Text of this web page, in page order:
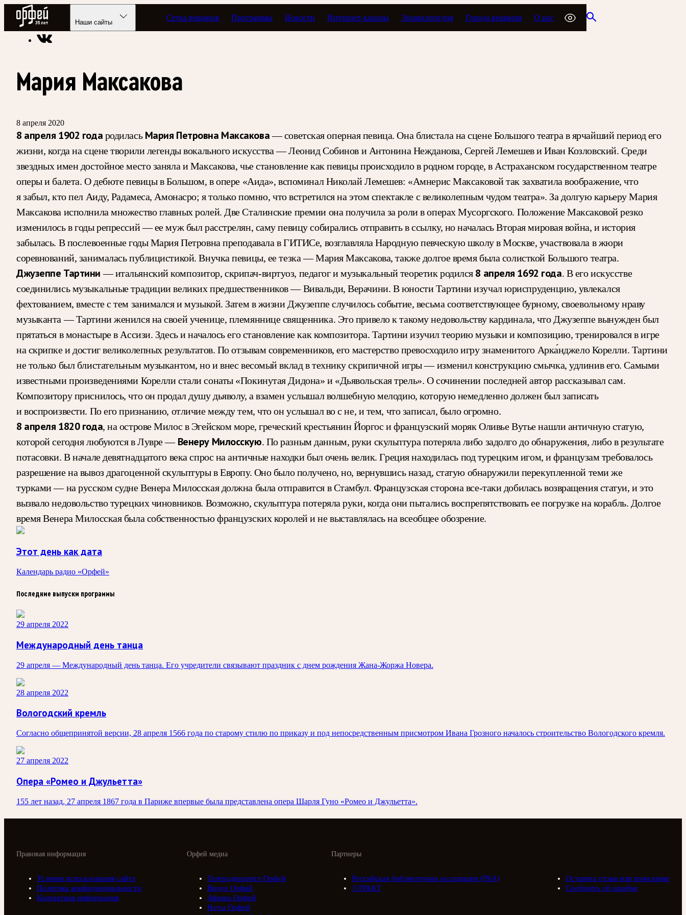
Радио Орфей
Наши сайты
Сетка вещания Программы Новости Интернет-каналы Энциклопедия Города вещания О нас
Радио классической музыки «Орфей» Подкасты Этот день как дата
Мария Максакова
8 апреля 2020
8 апреля 1902 года родилась Мария Петровна Максакова— советская оперная певица. Она блистала на сцене Большого театра в ярчайший период его
жизни, когда на сцене творили легенды вокального искусства — Леонид Собинов и Антонина Нежданова, Сергей Лемешев и Иван Козловский. Среди
звездных имен достойное место заняла и Максакова, чье становление как певицы происходило в родном городе, в Астраханском государственном театре
оперы и балета. О дебюте певицы в Большом, в опере «Аида», вспоминал Николай Лемешев: «Амнерис Максаковой так захватила воображение, что
я забыл, кто пел Аиду, Радамеса, Амонасро; я только помню, что встретился на этом спектакле с великолепным чудом театра». За долгую карьеру Мария
Максакова исполнила множество главных ролей. Две Сталинские премии она получила за роли в операх Мусоргского. Положение Максаковой резко
изменилось в годы репрессий — ее муж был расстрелян, саму певицу собирались отправить в ссылку, но началась Вторая мировая война, и история
забылась. В послевоенные годы Мария Петровна преподавала в ГИТИСе, возглавляла Народную певческую школу в Москве, участвовала в жюри
соревнований, занималась публицистикой. Внучка певицы, ее тезка — Мария Максакова, также долгое время была солисткой Большого театра.
Джузеппе Тартини — итальянский композитор, скрипач-виртуоз, педагог и музыкальный теоретик родился 8 апреля 1692 года. В его искусстве
соединились музыкальные традиции великих предшественников — Вивальди, Верачини. В юности Тартини изучал юриспруденцию, увлекался
фехтованием, вместе с тем занимался и музыкой. Затем в жизни Джузеппе случилось событие, весьма соответствующее бурному, своевольному нраву
музыканта — Тартини женился на своей ученице, племяннице священника. Это привело к такому недовольству кардинала, что Джузеппе вынужден был
прятаться в монастыре в Ассизи. Здесь и началось его становление как композитора. Тартини изучил теорию музыки и композицию, тренировался в игре
на скрипке и достиг великолепных результатов. По отзывам современников, его мастерство превосходило игру знаменитого Арка́нджело Корелли. Тартини
не только был блистательным музыкантом, но и внес весомый вклад в технику скрипичной игры — изменил конструкцию смычка, удлинив его. Самыми
известными произведениями Корелли стали сонаты «Покинутая Дидона» и «Дьявольская трель». О сочинении последней автор рассказывал сам.
Композитору приснилось, что он продал душу дьяволу, а взамен услышал волшебную мелодию, которую немедленно должен был записать
и воспроизвести. По его признанию, отличие между тем, что он услышал во с не, и тем, что записал, было огромно.
8 апреля 1820 года, на острове Милос в Эгейском море, греческий крестьянин Йоргос и французский моряк Оливье Вутье нашли античную статую,
которой сегодня любуются в Лувре — Венеру Милосскую. По разным данным, руки скульптура потеряла либо задолго до обнаружения, либо в результате
потасовки. В начале девятнадцатого века спрос на античные находки был очень велик. Греция находилась под турецким игом, и французам требовалось
разрешение на вывоз драгоценной скульптуры в Европу. Оно было получено, но, вернувшись назад, статую обнаружили перекупленной теми же
турками — на русском судне Венера Милосская должна была отправится в Стамбул. Французская сторона все-таки добилась возвращения статуи, и это
вызвало недовольство турецких чиновников. Возможно, скульптура потеряла руки, когда они пытались воспрепятствовать ее погрузке на корабль. Долгое
время Венера Милосская была собственностью французских королей и не выставлялась на всеобщее обозрение.
Этот день как дата
Календарь радио «Орфей»
Последние выпуски программы
29 апреля 2022
Международный день танца
29 апреля — Международный день танца. Его учредители связывают праздник с днем рождения Жана-Жоржа Новера.
28 апреля 2022
Вологодский кремль
Согласно общепринятой версии, 28 апреля 1566 года по старому стилю по приказу и под непосредственным присмотром Ивана Грозного началось строительство Вологодского кремля.
27 апреля 2022
Опера «Ромео и Джульетта»
155 лет назад, 27 апреля 1867 года в Париже впервые была представлена опера Шарля Гуно «Ромео и Джульетта».
Орфей медиа
Телерадиоцентр Орфей
Видео Орфей
Афиша Орфей
Ноты Орфей
Партнеры
Российская библиотечная ассоциация (РБА)
///ТРАКТ
Правовая информация
Условия использования сайта
Политика конфиденциальности
Контактная информация
Оставить отзыв или пожелание
Сообщить об ошибке